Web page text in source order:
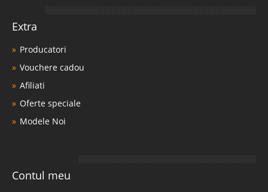
Extra
Producatori
Vouchere cadou
Afiliati
Oferte speciale
Modele Noi
Contul meu